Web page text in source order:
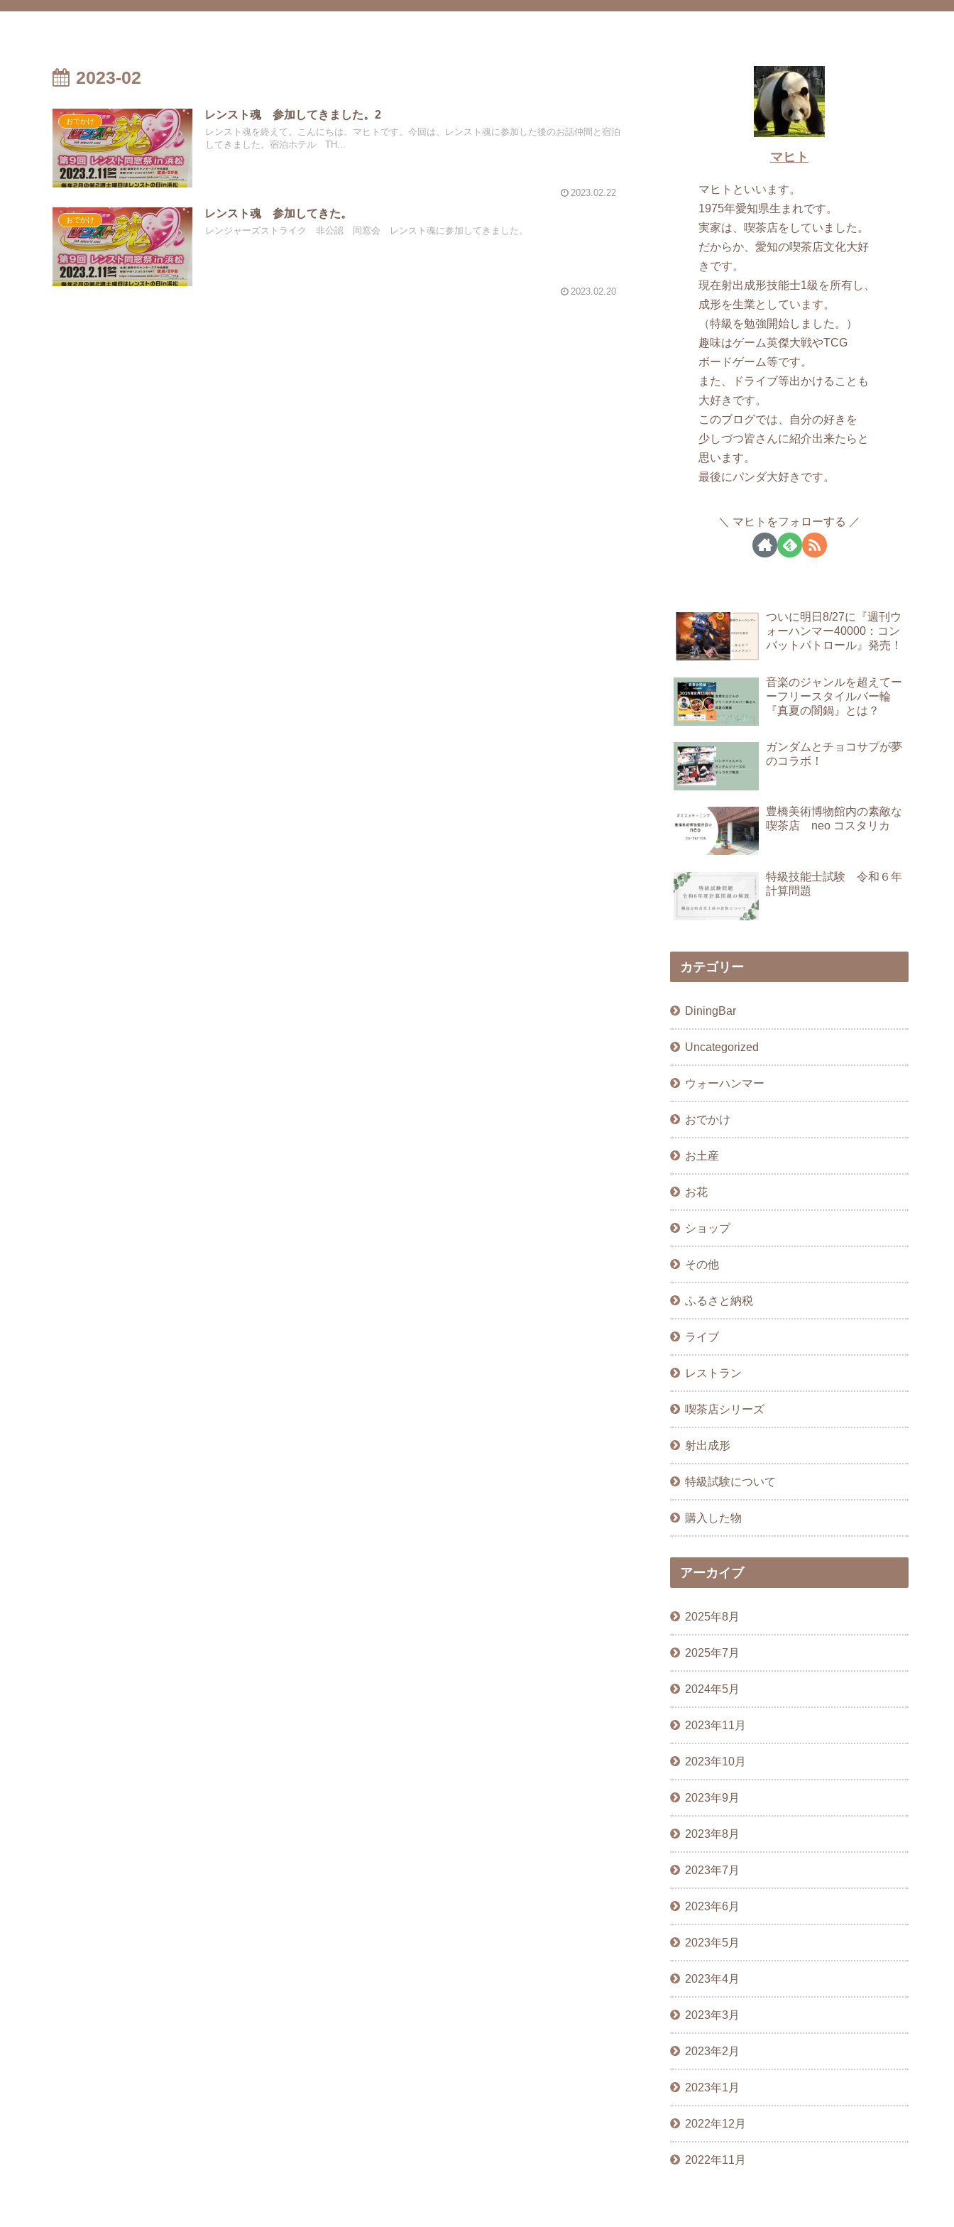
2023-02
おでかけ
レンスト魂 参加してきました。2
レンスト魂を終えて。こんにちは、マヒトです。今回は、レンスト魂に参加した後のお話仲間と宿泊
してきました。宿泊ホテル TH...
2023.02.22
おでかけ
レンスト魂 参加してきた。
レンジャーズストライク 非公認 同窓会 レンスト魂に参加してきました。
2023.02.20
マヒト
マヒトといいます。
1975年愛知県生まれです。
実家は、喫茶店をしていました。
だからか、愛知の喫茶店文化大好
きです。
現在射出成形技能士1級を所有し、
成形を生業としています。
（特級を勉強開始しました。）
趣味はゲーム英傑大戦やTCG
ボードゲーム等です。
また、ドライブ等出かけることも
大好きです。
このブログでは、自分の好きを
少しづつ皆さんに紹介出来たらと
思います。
最後にパンダ大好きです。
マヒトをフォローする
ついに明日8/27に『週刊ウ
ォーハンマー40000：コン
バットパトロール』発売！
音楽のジャンルを超えてー
ーフリースタイルバー輪
『真夏の闇鍋』とは？
ガンダムとチョコサプが夢
のコラボ！
豊橋美術博物館内の素敵な
喫茶店 neo コスタリカ
特級技能士試験 令和６年
計算問題
カテゴリー
DiningBar
Uncategorized
ウォーハンマー
おでかけ
お土産
お花
ショップ
その他
ふるさと納税
ライブ
レストラン
喫茶店シリーズ
射出成形
特級試験について
購入した物
アーカイブ
2025年8月
2025年7月
2024年5月
2023年11月
2023年10月
2023年9月
2023年8月
2023年7月
2023年6月
2023年5月
2023年4月
2023年3月
2023年2月
2023年1月
2022年12月
2022年11月